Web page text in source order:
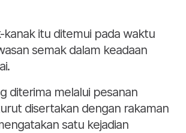
kanak itu ditemui pada waktu
semak dalam keadaan
diterima melalui pesanan
disertakan dengan rakaman
satu kejadian